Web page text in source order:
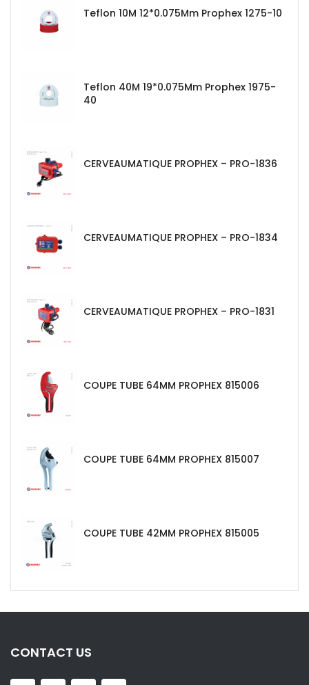
Teflon 10M 12*0.075Mm Prophex 1275-10
Teflon 40M 19*0.075Mm Prophex 1975-
40
CERVEAUMATIQUE PROPHEX – PRO-1836
CERVEAUMATIQUE PROPHEX – PRO-1834
CERVEAUMATIQUE PROPHEX – PRO-1831
COUPE TUBE 64MM PROPHEX 815006
COUPE TUBE 64MM PROPHEX 815007
COUPE TUBE 42MM PROPHEX 815005
CONTACT US